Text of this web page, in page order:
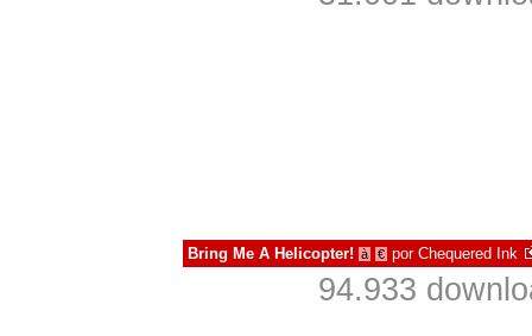
Bring Me A Helicopter! à € por Chequered Ink
94.933